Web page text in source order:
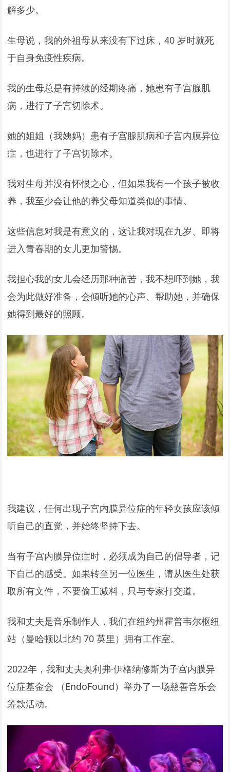
解多少。
生母说，我的外祖母从来没有下过床，40 岁时就死
于自身免疫性疾病。
我的生母总是有持续的经期疼痛，她患有子宫腺肌
病，进行了子宫切除术。
她的姐姐（我姨妈）患有子宫腺肌病和子宫内膜异位
症，也进行了子宫切除术。
我对生母并没有怀恨之心，但如果我有一个孩子被收
养，我至少会让他的养父母知道类似的事情。
这些信息对我是有意义的，这让我对现在九岁、即将
进入青春期的女儿更加警惕。
我担心我的女儿会经历那种痛苦，我不想吓到她，我
会为此做好准备，会倾听她的心声、帮助她，并确保
她得到最好的照顾。
我建议，任何出现子宫内膜异位症的年轻女孩应该倾
听自己的直觉，并始终坚持下去。
当有子宫内膜异位症时，必须成为自己的倡导者，记
下自己的感受。如果转至另一位医生，请从医生处获
取所有文件，不要偷工减料，只与专家打交道。
我和丈夫是音乐制作人，我们在纽约州霍普韦尔枢纽
站（曼哈顿以北约 70 英里）拥有工作室。
2022年，我和丈夫奥利弗·伊格纳修斯为子宫内膜异
位症基金会 （EndoFound）举办了一场慈善音乐会
筹款活动。